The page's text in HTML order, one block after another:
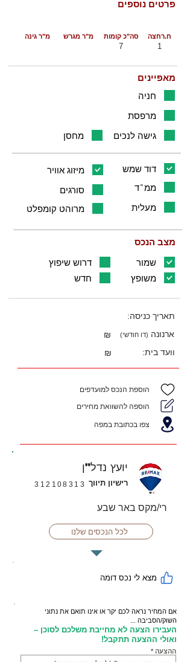
פרטים נוספים
סה"כ קומות מ"ר גינה מ"ר מגרש ח.רחצה
7 1
מאפיינים
חניה
מרפסת
מחסן
גישה לנכים
מיזוג אוויר
דוד שמש
סורגים
ממ"ד
מרוהט קומפלט
מעלית
מצב הנכס
דרוש שיפוץ
שמור
חדש
משופץ
תאריך כניסה:
₪
ארנונה (דו חודשי)
₪ וועד בית:
הוספת הנכס למועדפים
הוספה להשוואת מחירים
צפו בכתובת במפה
יועץ נדל"ן
312108313 רישיון תיווך
רי/מקס באר שבע
לכל הנכסים שלנו
מצא לי נכס דומה
אם המחיר נראה לכם יקר או אינו תואם את נתוני
השוק/הסביבה ...
העבירו הצעה לא מחייבת משלכם לסוכן –
ואולי ההצעה תתקבל!
ההצעה